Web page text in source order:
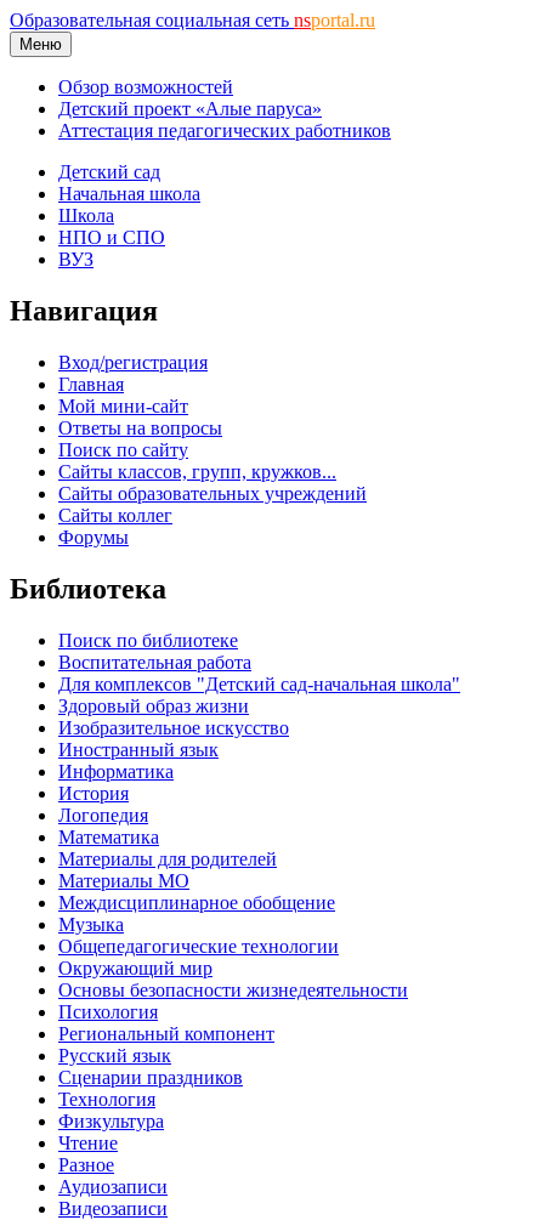
Образовательная социальная сеть nsportal.ru
Меню
Обзор возможностей
Детский проект «Алые паруса»
Аттестация педагогических работников
Детский сад
Начальная школа
Школа
НПО и СПО
ВУЗ
Навигация
Вход/регистрация
Главная
Мой мини-сайт
Ответы на вопросы
Поиск по сайту
Сайты классов, групп, кружков...
Сайты образовательных учреждений
Сайты коллег
Форумы
Библиотека
Поиск по библиотеке
Воспитательная работа
Для комплексов "Детский сад-начальная школа"
Здоровый образ жизни
Изобразительное искусство
Иностранный язык
Информатика
История
Логопедия
Математика
Материалы для родителей
Материалы МО
Междисциплинарное обобщение
Музыка
Общепедагогические технологии
Окружающий мир
Основы безопасности жизнедеятельности
Психология
Региональный компонент
Русский язык
Сценарии праздников
Технология
Физкультура
Чтение
Разное
Аудиозаписи
Видеозаписи